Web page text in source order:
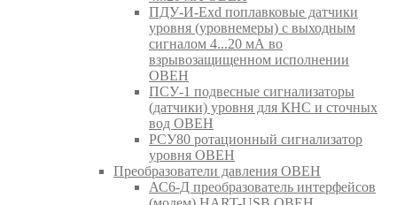
ПДУ-И-Exd поплавковые датчики
уровня (уровнемеры) с выходным
сигналом 4...20 мА во
взрывозащищенном исполнении
ОВЕН
ПСУ-1 подвесные сигнализаторы
(датчики) уровня для КНС и сточных
вод ОВЕН
РСУ80 ротационный сигнализатор
уровня ОВЕН
Преобразователи давления ОВЕН
АС6-Д преобразователь интерфейсов